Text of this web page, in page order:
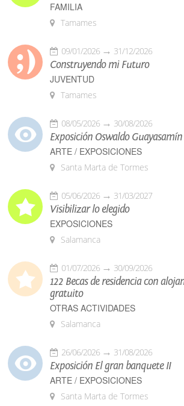
FAMILIA
Tamames
09/01/2026 31/12/2026
Construyendo mi Futuro
JUVENTUD
Tamames
08/05/2026 30/08/2026
Exposición Oswaldo Guayasamín
ARTE / EXPOSICIONES
Santa Marta de Tormes
05/06/2026 31/03/2027
Visibilizar lo elegido
EXPOSICIONES
Salamanca
01/07/2026 30/09/2026
122 Becas de residencia con
gratuito
OTRAS ACTIVIDADES
Salamanca
26/06/2026 31/08/2026
Exposición El gran banquete II
ARTE / EXPOSICIONES
Santa Marta de Tormes